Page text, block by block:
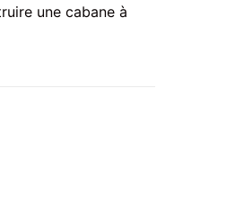
une cabane à